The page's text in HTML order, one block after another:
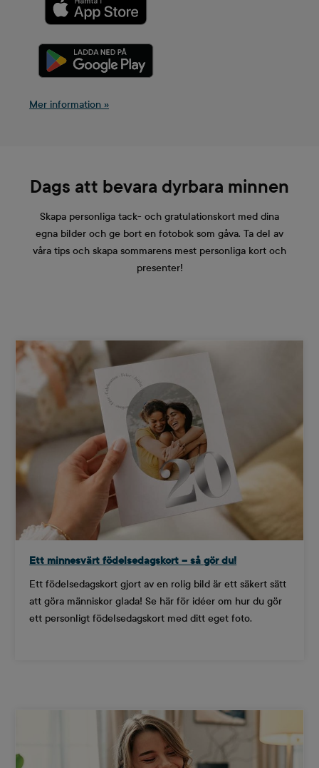
Mer information »
Dags att bevara dyrbara minnen
Skapa personliga tack- och gratulationskort med dina
egna bilder och ge bort en fotobok som gåva. Ta del av
våra tips och skapa sommarens mest personliga kort och
presenter!
Ett minnesvärt födelsedagskort – så gör du!
Ett födelsedagskort gjort av en rolig bild är ett säkert sätt
att göra människor glada! Se här för idéer om hur du gör
ett personligt födelsedagskort med ditt eget foto.